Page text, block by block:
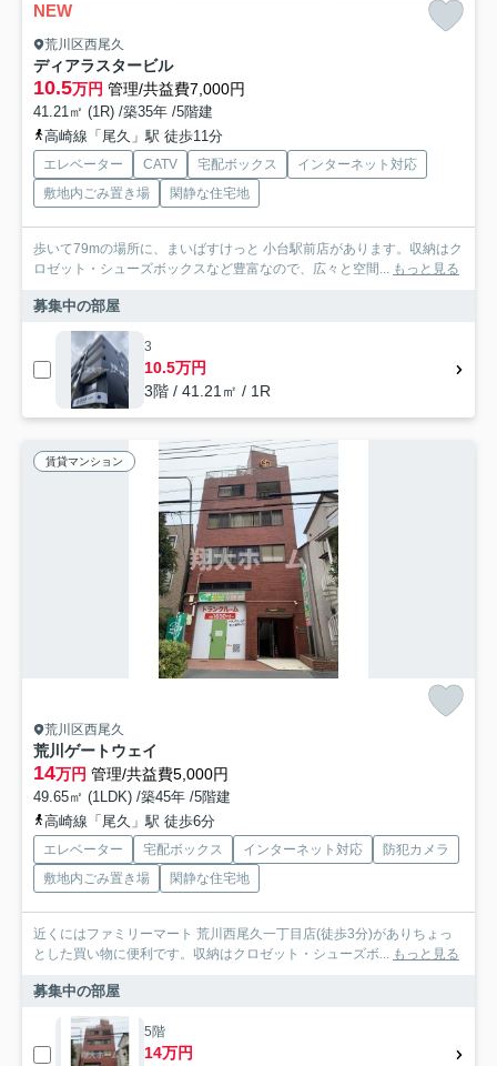
NEW
荒川区西尾久
ディアラスタービル
10.5万円 管理/共益費7,000円
41.21㎡ (1R) /築35年 /5階建
高崎線「尾久」駅 徒歩11分
エレベーター CATV 宅配ボックス
インターネット対応
敷地内ごみ置き場
閑静な住宅地
歩いて79mの場所に、まいばすけっと 小台駅前店があります。収納はク
ロゼット・シューズボックスなど豊富なので、広々と空間... もっと見る
募集中の部屋
3
10.5万円
3階 / 41.21㎡ / 1R
賃貸マンション
荒川区西尾久
荒川ゲートウェイ
14万円 管理/共益費5,000円
49.65㎡ (1LDK) /築45年 /5階建
高崎線「尾久」駅 徒歩6分
エレベーター 宅配ボックス インターネット対応
防犯カメラ
敷地内ごみ置き場
閑静な住宅地
近くにはファミリーマート 荒川西尾久一丁目店(徒歩3分)がありちょっ
とした買い物に便利です。収納はクロゼット・シューズボ... もっと見る
募集中の部屋
5階
14万円